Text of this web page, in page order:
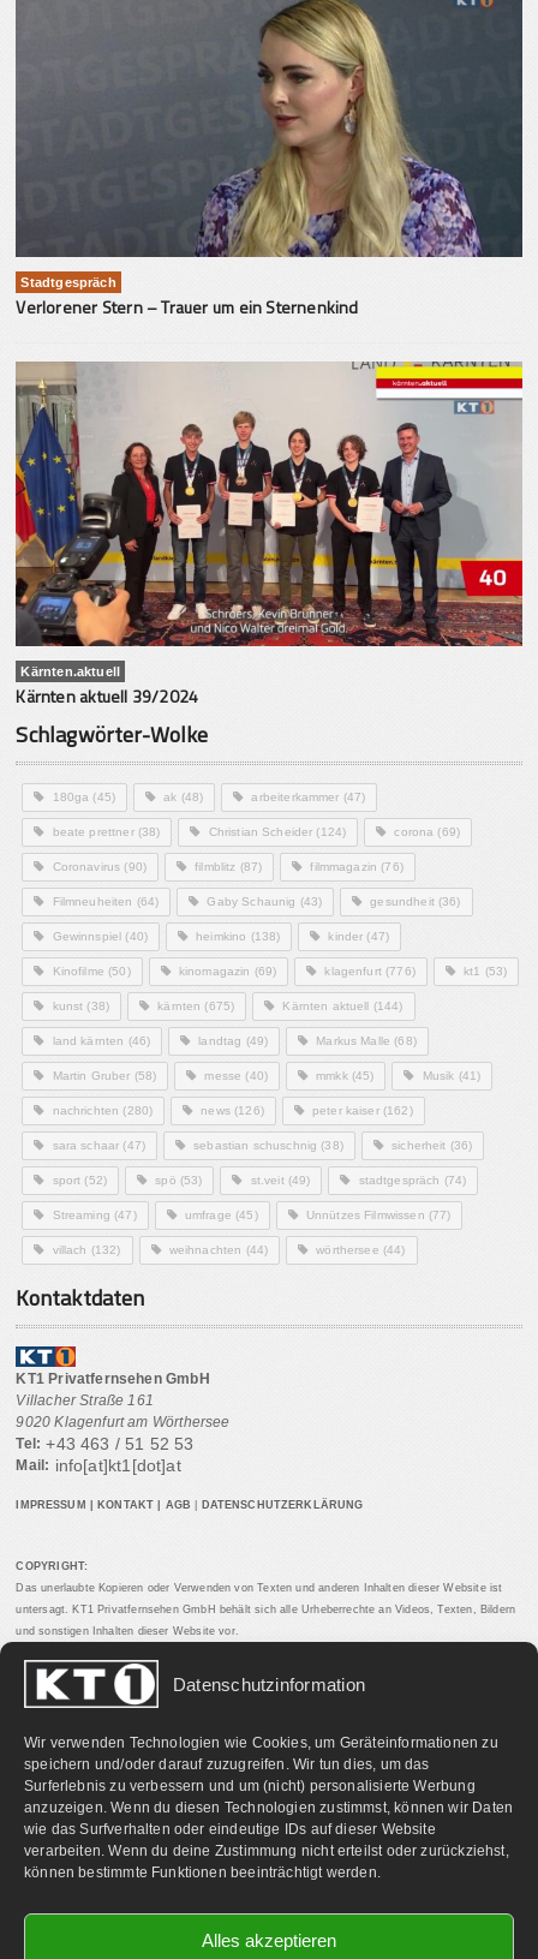
Datenschutzinformation
Wir verwenden Technologien wie Cookies, um Geräteinformationen zu
speichern und/oder darauf zuzugreifen. Wir tun dies, um das
Surferlebnis zu verbessern und um (nicht) personalisierte Werbung
anzuzeigen. Wenn du diesen Technologien zustimmst, können wir Daten
wie das Surfverhalten oder eindeutige IDs auf dieser Website
verarbeiten. Wenn du deine Zustimmung nicht erteilst oder zurückziehst,
können bestimmte Funktionen beeinträchtigt werden.
Alles akzeptieren
Stadtgespräch
Verlorener Stern – Trauer um ein Sternenkind
Kärnten.aktuell
Kärnten aktuell 39/2024
Schlagwörter-Wolke
180ga (45) ak (48) arbeiterkammer (47)
beate prettner(38) Christian Scheider (124) corona (69)
Coronavirus (90) filmblitz (87) filmmagazin (76)
Filmneuheiten (64) Gaby Schaunig (43) gesundheit(36)
Gewinnspiel (40) heimkino (138) kinder (47)
Kinofilme (50) kinomagazin (69) klagenfurt(776) kt1 (53)
kunst (38) kärnten (675) Kärnten aktuell (144)
land kärnten (46) landtag (49) Markus Malle (68)
Martin Gruber (58) messe (40) mmkk(45) Musik (41)
nachrichten (280) news(126) peter kaiser(162)
sara schaar (47) sebastian schuschnig (38) sicherheit (36)
sport (52) spö (53) st.veit(49) stadtgespräch (74)
Streaming (47) umfrage (45) Unnützes Filmwissen (77)
villach (132) weihnachten (44) wörthersee (44)
Kontaktdaten
KT1 Privatfernsehen GmbH
Villacher Straße 161
9020 Klagenfurt am Wörthersee
Tel: +43 463 / 51 52 53
Mail: info[at]kt1[dot]at
IMPRESSUM KONTAKT AGB DATENSCHUTZERKLÄRUNG
COPYRIGHT:
Das unerlaubte Kopieren oder Verwenden von Texten und anderen Inhalten dieser Website ist
untersagt. KT1 Privatfernsehen GmbH behält sich alle Urheberrechte an Videos, Texten, Bildern
und sonstigen Inhalten dieser Website vor.
PARTNERLINKS: